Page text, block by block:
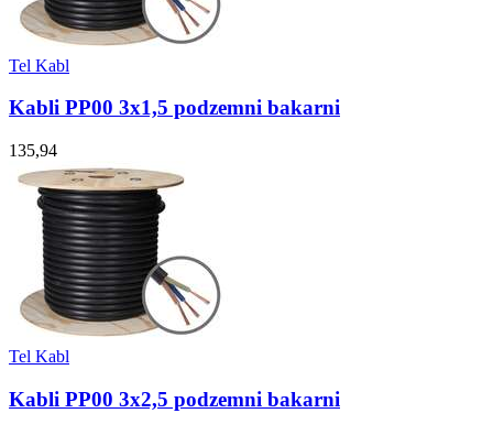
Tel Kabl
Kabli PP00 3x1,5 podzemni bakarni
135,94
Tel Kabl
Kabli PP00 3x2,5 podzemni bakarni